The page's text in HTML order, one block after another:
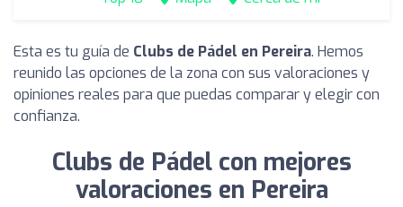
Esta es tu guía de Clubs de Pádel en Pereira. Hemos
reunido las opciones de la zona con sus valoraciones y
opiniones reales para que puedas comparar y elegir con
confianza.
Clubs de Pádel con mejores
valoraciones en Pereira